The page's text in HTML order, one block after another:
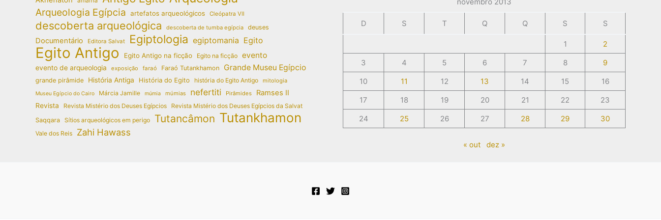
Arqueologia Egípcia artefatos arqueológicos Cleópatra VII
descoberta arqueológica descoberta de tumba egípcia deuses
Documentário Editora Salvat Egiptologia egiptomania Egito
Egito Antigo Egito Antigo na ficção Egito na ficção evento
evento de arqueologia exposição faraó Faraó Tutankhamon Grande Museu Egípcio
grande pirâmide História Antiga História do Egito história do Egito Antigo mitologia
Museu Egípcio do Cairo Márcia Jamille múmia múmias nefertiti Pirâmides Ramses II
Revista Revista Mistério dos Deuses Egípcios
Revista Mistério dos Deuses Egípcios da Salvat
Saqqara Sítios arqueológicos em perigo Tutancâmon Tutankhamon
Vale dos Reis Zahi Hawass
D S T Q Q S S
1
2
3
4 5 6 7 8
9
10
11 12 13 14 15
16
17
18 19 20 21 22
23
24
25 26 27 28 29 30
« out dez »